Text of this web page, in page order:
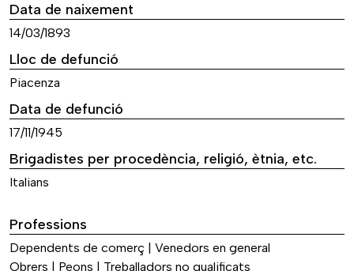
Data de naixement
14/03/1893
Lloc de defunció
Piacenza
Data de defunció
17/11/1945
Brigadistes per procedència, religió, ètnia, etc.
Italians
Professions
Dependents de comerç | Venedors en general
Obrers | Peons | Treballadors no qualificats